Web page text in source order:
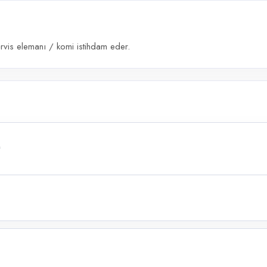
elemanı / komi istihdam eder.